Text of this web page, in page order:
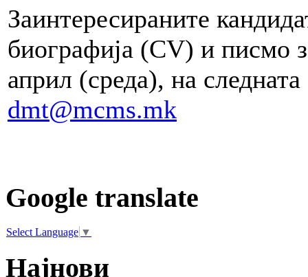
Заинтересираните
биографија (CV) и писмо
април (среда), на
dmt@mcms.mk
Google translate
Select Language ▼
Најнови